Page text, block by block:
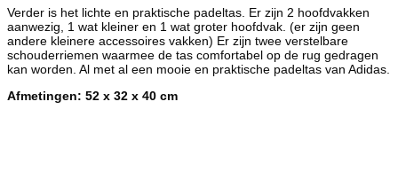
Verder is het lichte en praktische padeltas. Er zijn 2 hoofdvakken
aanwezig, 1 wat kleiner en 1 wat groter hoofdvak. (er zijn geen
andere kleinere accessoires vakken) Er zijn twee verstelbare
schouderriemen waarmee de tas comfortabel op de rug gedragen
kan worden. Al met al een mooie en praktische padeltas van Adidas.
Afmetingen: 52 x 32 x 40 cm